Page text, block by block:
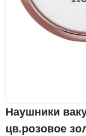
Наушники
цв.розовое